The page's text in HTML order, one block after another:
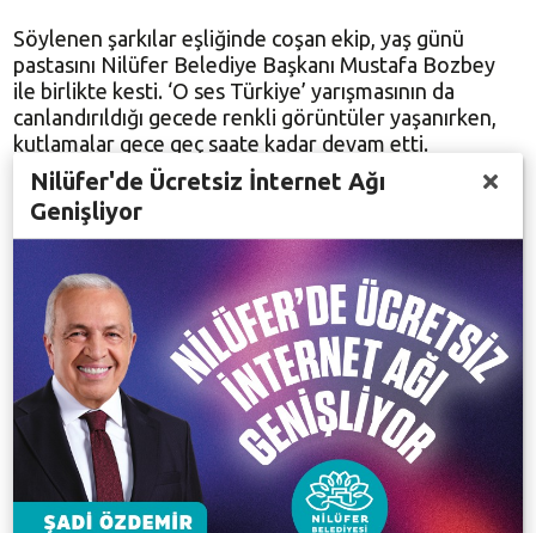
Söylenen şarkılar eşliğinde coşan ekip, yaş günü
pastasını Nilüfer Belediye Başkanı Mustafa Bozbey
ile birlikte kesti. ‘O ses Türkiye’ yarışmasının da
canlandırıldığı gecede renkli görüntüler yaşanırken,
kutlamalar gece geç saate kadar devam etti.
Geceye katılarak halk danslarının mutluluğuna ortak
olan Başkan Mustafa Bozbey, başarılarından dolayı
dev ekibi kutladı. Nilüfer Halk Dansları’nın elde ettiği
başarıların kendisini gururlandırdığını kaydeden
Bozbey, “Sizlerin özverili çalışmalarınızla elde
ettiğiniz başarılar göğsümüzü kabartıyor.
Emeklerinize yüreğinize sağlık. Zamanınızı ayırarak
yaptığınız bu çalışmalar takdire şayandır. Sizler artık
bir markasınız ve bizde bu markanın daha da iyi yere
gelmesi için üzerimize düşeni yapacağız” dedi.
Galeri
Nilüfer'de Ücretsiz İnternet Ağı
Genişliyor